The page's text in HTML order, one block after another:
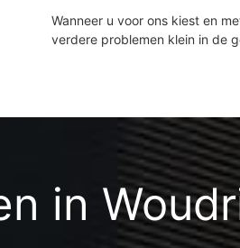
Wanneer u voor ons kiest en
verdere problemen klein in de
in